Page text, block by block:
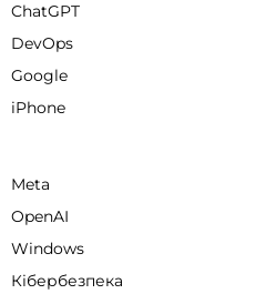
ChatGPT
DevOps
Google
iPhone
Meta
OpenAI
Windows
Кібербезпека